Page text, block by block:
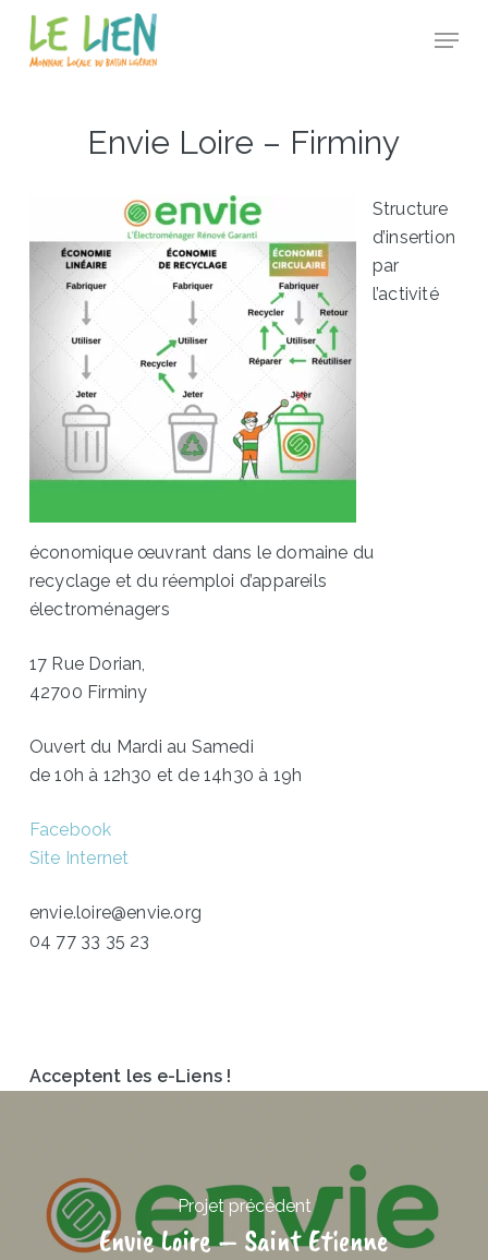
Panneau de gestion des cookies
Skip
main
Menu
Envie Loire – Firminy
Structure
d’insertion
par
l’activité
économique œuvrant dans le domaine du
recyclage et du réemploi d’appareils
électroménagers
17 Rue Dorian,
42700 Firminy
Ouvert du Mardi au Samedi
de 10h à 12h30 et de 14h30 à 19h
Facebook
Site Internet
envie.loire@envie.org
04 77 33 35 23
Acceptent les e-Liens !
Projet précédent
Envie Loire – Saint Etienne